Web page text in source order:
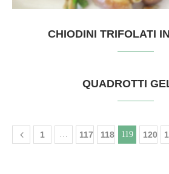
CHIODINI TRIFOLATI
QUADROTTI
1 117 118 119 120